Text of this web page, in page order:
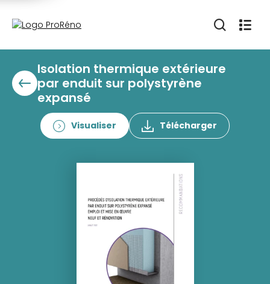
Isolation thermique extérieure
par enduit sur polystyrène
expansé
Visualiser Télécharger